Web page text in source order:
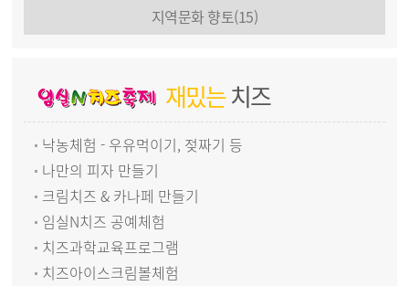
지역문화 향토(15)
재밌는치즈
낙농체험 - 우유먹이기, 젖짜기 등
나만의 피자 만들기
크림치즈 & 카나페 만들기
임실N치즈 공예체험
치즈과학교육프로그램
치즈아이스크림볼체험